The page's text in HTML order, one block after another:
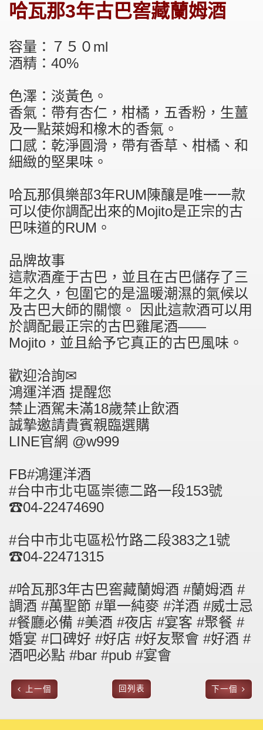
哈瓦那3年古巴窖藏蘭姆酒
容量：７５０ml
酒精：40%
色澤：淡黃色。
香氣：帶有杏仁，柑橘，五香粉，生薑
及一點萊姆和橡木的香氣。
口感：乾淨圓滑，帶有香草、柑橘、和
細緻的堅果味。
哈瓦那俱樂部3年RUM陳釀是唯一一款
可以使你調配出來的Mojito是正宗的古
巴味道的RUM。
品牌故事
這款酒產于古巴，並且在古巴儲存了三
年之久，包圍它的是溫暖潮濕的氣候以
及古巴大師的關懷。 因此這款酒可以用
於調配最正宗的古巴雞尾酒——
Mojito，並且給予它真正的古巴風味。
歡迎洽詢✉
鴻運洋酒 提醒您
禁止酒駕未滿18歲禁止飲酒
誠摯邀請貴賓親臨選購
LINE官網 @w999
FB#鴻運洋酒
#台中市北屯區崇德二路一段153號
☎04-22474690
#台中市北屯區松竹路二段383之1號
☎04-22471315
#哈瓦那3年古巴窖藏蘭姆酒 #蘭姆酒 #
調酒 #萬聖節 #單一純麥 #洋酒 #威士忌
#餐廳必備 #美酒 #夜店 #宴客 #聚餐 #
婚宴 #口碑好 #好店 #好友聚會 #好酒 #
酒吧必點 #bar #pub #宴會
上一個 回列表 下一個